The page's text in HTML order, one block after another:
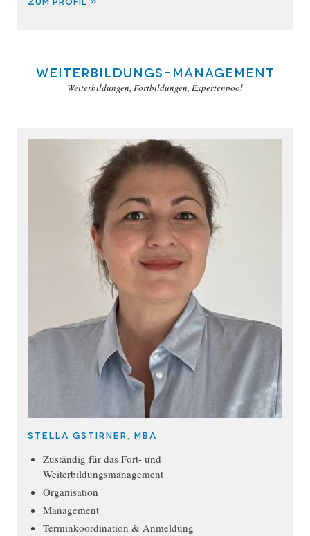
Weiterbildungs-Management
Weiterbildungen, Fortbildungen, Expertenpool
Stella Gstirner, MBA
Zuständig für das Fort- und
Weiterbildungsmanagement
Organisation
Management
Terminkoordination & Anmeldung